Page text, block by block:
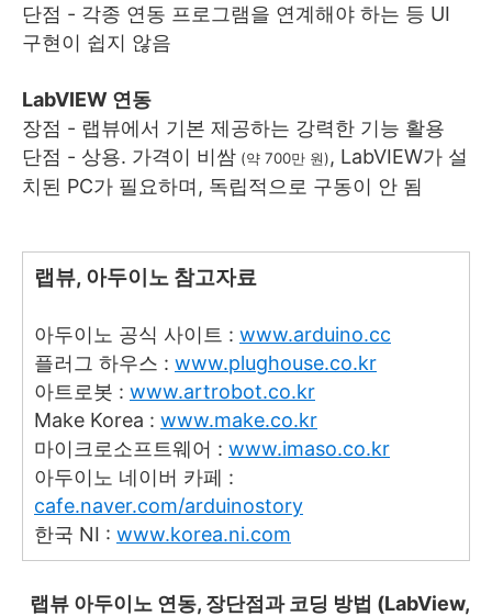
단점 - 각종 연동 프로그램을 연계해야 하는 등 UI
구현이 쉽지 않음
LabVIEW 연동
장점 - 랩뷰에서 기본 제공하는 강력한 기능 활용
단점 - 상용. 가격이 비쌈 (약 700만 원), LabVIEW가 설
치된 PC가 필요하며, 독립적으로 구동이 안 됨
랩뷰, 아두이노 참고자료
아두이노 공식 사이트 : www.arduino.cc
플러그 하우스 : www.plughouse.co.kr
아트로봇 : www.artrobot.co.kr
Make Korea : www.make.co.kr
마이크로소프트웨어 : www.imaso.co.kr
아두이노 네이버 카페 :
cafe.naver.com/arduinostory
한국 NI : www.korea.ni.com
랩뷰 아두이노 연동, 장단점과 코딩 방법 (LabView,